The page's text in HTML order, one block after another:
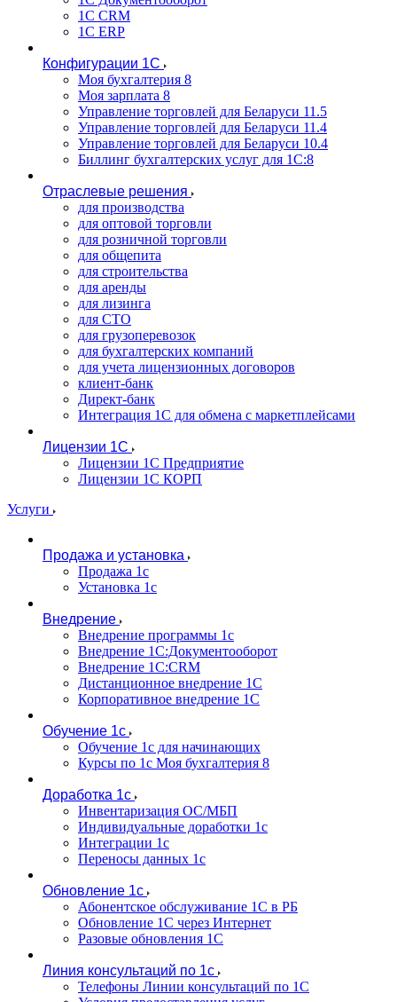
1С CRM
1С ERP
Конфигурации 1С
Моя бухгалтерия 8
Моя зарплата 8
Управление торговлей для Беларуси 11.5
Управление торговлей для Беларуси 11.4
Управление торговлей для Беларуси 10.4
Биллинг бухгалтерских услуг для 1С:8
Отраслевые решения
для производства
для оптовой торговли
для розничной торговли
для общепита
для строительства
для аренды
для лизинга
для СТО
для грузоперевозок
для бухгалтерских компаний
для учета лицензионных договоров
клиент-банк
Директ-банк
Интеграция 1C для обмена с маркетплейсами
Лицензии 1С
Лицензии 1С Предприятие
Лицензии 1С КОРП
Услуги
Продажа и установка
Продажа 1с
Установка 1с
Внедрение
Внедрение программы 1с
Внедрение 1С:Документооборот
Внедрение 1С:CRM
Дистанционное внедрение 1С
Корпоративное внедрение 1С
Обучение 1с
Обучение 1с для начинающих
Курсы по 1с Моя бухгалтерия 8
Доработка 1с
Инвентаризация ОС/МБП
Индивидуальные доработки 1с
Интеграции 1с
Переносы данных 1с
Обновление 1с
Абонентское обслуживание 1С в РБ
Обновление 1С через Интернет
Разовые обновления 1С
Линия консультаций по 1с
Телефоны Линии консультаций по 1С